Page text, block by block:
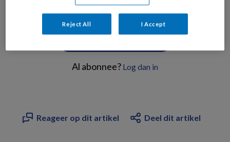
Al abonnee? Log dan in
Reageer op dit artikel Deel dit artikel
Reject All I Accept